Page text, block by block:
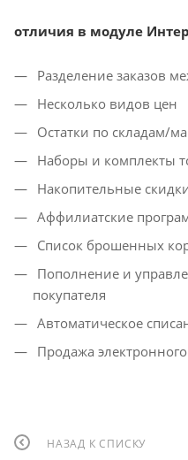
отличия в модуле
Разделение заказов
Несколько видов цен
Остатки по складам/
Наборы и комплекты
Накопительные
Аффилиатские
Список брошенных
Пополнение и
покупателя
Автоматическое
Продажа
НАЗАД К СПИСКУ